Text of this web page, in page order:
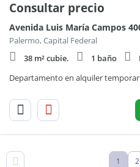
Consultar precio
Avenida Luis María Campos
Palermo, Capital Federal
38 m² cubie.
1 baño
Departamento en alquiler
1 2